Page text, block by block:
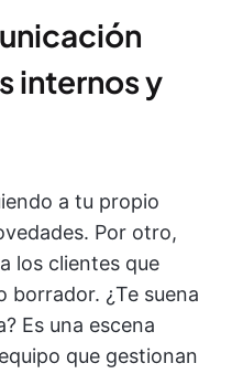
internos y
a tu propio
Por otro,
los clientes que
borrador. ¿Te suena
Es una escena
que gestionan